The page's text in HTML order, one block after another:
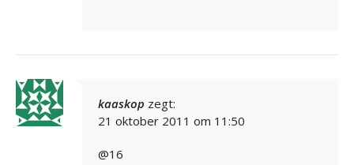
kaaskop zegt:
21 oktober 2011 om 11:50
@16